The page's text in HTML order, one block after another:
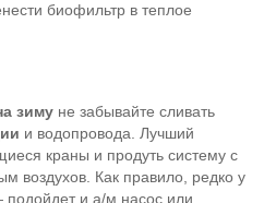
биофильтр в теплое
зиму не забывайте сливать
и водопровода. Лучший
краны и продуть систему с
воздухов. Как правило, редко у
подойдет и а/м насос или